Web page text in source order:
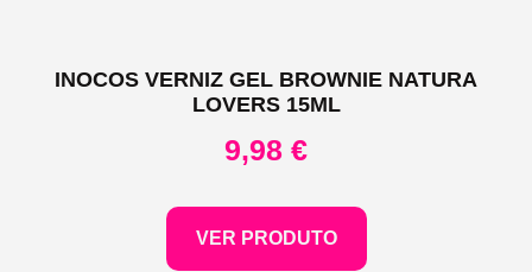
INOCOS VERNIZ GEL BROWNIE NATURA
LOVERS 15ML
9,98 €
VER PRODUTO